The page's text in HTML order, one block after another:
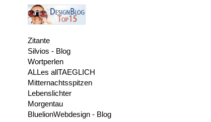
Zitante
Silvios - Blog
Wortperlen
ALLes allTAEGLICH
Mitternachtsspitzen
Lebenslichter
Morgentau
BluelionWebdesign - Blog